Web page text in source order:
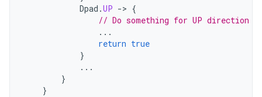
Dpad .UP -> {
// Do something for UP direction
...
return true
}
...
}
}